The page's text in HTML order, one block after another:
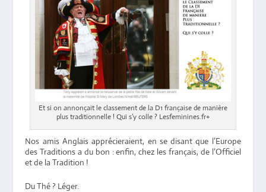
Et si on annonçait le classement de la D1 française de manière
plus traditionnelle ! Qui s’y colle ? Lesfeminines.fr+
Nos amis Anglais apprécieraient, en se disant que l’Europe
des Traditions a du bon : enfin, chez les français, de l’Officiel
et de la Tradition !
Du Thé ? Léger.